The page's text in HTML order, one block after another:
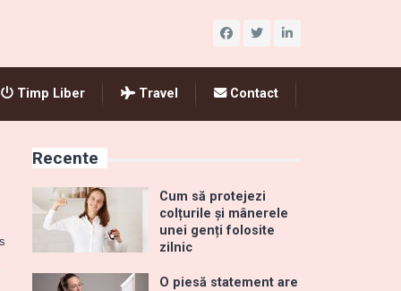
Timp Liber Travel Contact
Recente
Cum să protejezi
colțurile și mânerele
unei genți folosite
zilnic
O piesă statement are